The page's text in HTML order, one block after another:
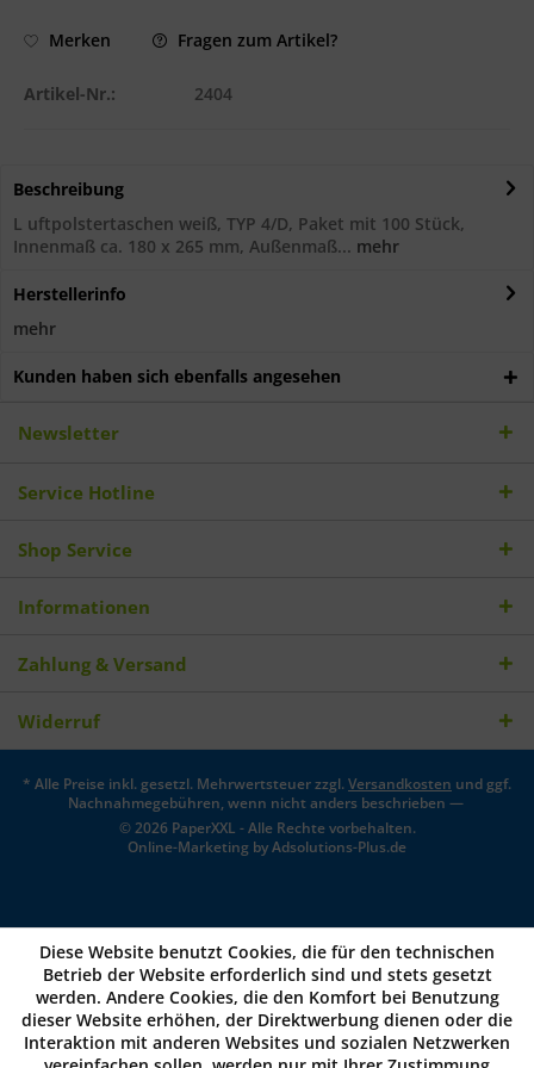
Merken Fragen zum Artikel?
Artikel-Nr.: 2404
Beschreibung
L uftpolstertaschen weiß, TYP 4/D, Paket mit 100 Stück,
Innenmaß ca. 180 x 265 mm, Außenmaß... mehr
Herstellerinfo
mehr
Kunden haben sich ebenfalls angesehen
Newsletter
Service Hotline
Shop Service
Informationen
Zahlung & Versand
Widerruf
* Alle Preise inkl. gesetzl. Mehrwertsteuer zzgl.Versandkosten und ggf.
Nachnahmegebühren, wenn nicht anders beschrieben —
© 2026 PaperXXL - Alle Rechte vorbehalten.
Online-Marketing byAdsolutions-Plus.de
Diese Website benutzt Cookies, die für den technischen
Betrieb der Website erforderlich sind und stets gesetzt
werden. Andere Cookies, die den Komfort bei Benutzung
dieser Website erhöhen, der Direktwerbung dienen oder die
Interaktion mit anderen Websites und sozialen Netzwerken